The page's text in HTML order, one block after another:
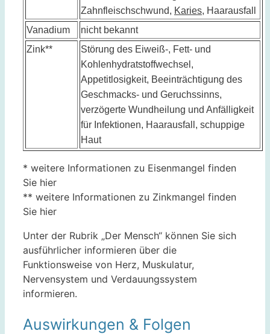
Zahnfleischschwund, Karies, Haarausfall
Vanadium
nicht bekannt
Zink**
Störung des Eiweiß-, Fett- und
Kohlenhydratstoffwechsel,
Appetitlosigkeit, Beeinträchtigung des
Geschmacks- und Geruchssinns,
verzögerte Wundheilung und Anfälligkeit
für Infektionen, Haarausfall, schuppige
Haut
* weitere Informationen zu Eisenmangel finden
Sie hier
** weitere Informationen zu Zinkmangel finden
Sie hier
Unter der Rubrik „Der Mensch“ können Sie sich
ausführlicher informieren über die
Funktionsweise von Herz, Muskulatur,
Nervensystem und Verdauungssystem
informieren.
Auswirkungen & Folgen